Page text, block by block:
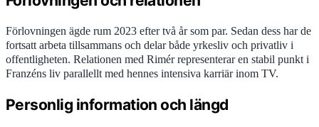
Förlovningen ägde rum 2023 efter två år som par. Sedan dess har de
fortsatt arbeta tillsammans och delar både yrkesliv och privatliv i
offentligheten. Relationen med Rimér representerar en stabil punkt i
Franzéns liv parallellt med hennes intensiva karriär inom TV.
Personlig information och längd